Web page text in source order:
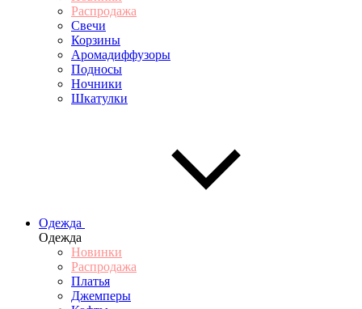
Распродажа
Свечи
Корзины
Аромадиффузоры
Подносы
Ночники
Шкатулки
Одежда
Одежда
Новинки
Распродажа
Платья
Джемперы